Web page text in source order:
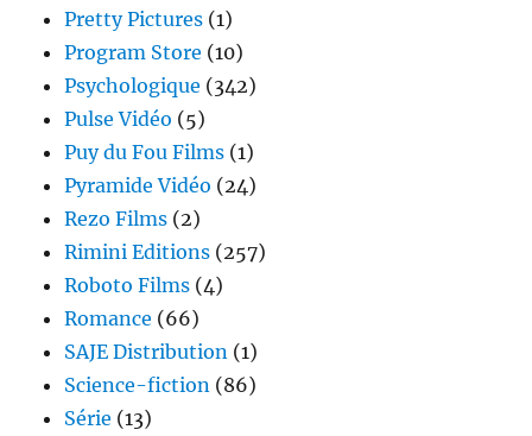
Pretty Pictures (1)
Program Store (10)
Psychologique (342)
Pulse Vidéo (5)
Puy du Fou Films (1)
Pyramide Vidéo (24)
Rezo Films (2)
Rimini Editions (257)
Roboto Films (4)
Romance (66)
SAJE Distribution (1)
Science-fiction (86)
Série (13)